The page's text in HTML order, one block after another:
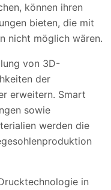
können ihren
bieten, die mit
nicht möglich wären.
von 3D-
der
erweitern. Smart
sowie
werden die
in